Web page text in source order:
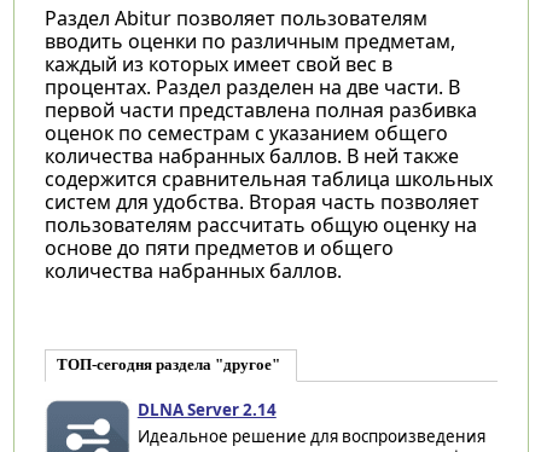
Раздел Abitur позволяет пользователям
вводить оценки по различным предметам,
каждый из которых имеет свой вес в
процентах. Раздел разделен на две части. В
первой части представлена полная разбивка
оценок по семестрам с указанием общего
количества набранных баллов. В ней также
содержится сравнительная таблица школьных
систем для удобства. Вторая часть позволяет
пользователям рассчитать общую оценку на
основе до пяти предметов и общего
количества набранных баллов.
ТОП-сегодня раздела "другое"
DLNA Server 2.14
Идеальное решение для воспроизведения